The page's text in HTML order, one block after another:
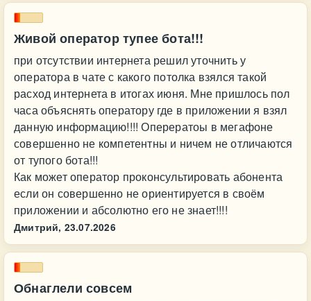
Живой оператор тупее бота!!!
при отсутствии интернета решил уточнить у
оператора в чате с какого потолка взялся такой
расход интернета в итогах июня. Мне пришлось пол
часа объяснять оператору где в приложении я взял
данную информацию!!!! Оперератоы в мегафоне
совершенно не компетентны и ничем не отличаются
от тупого бота!!!
Как может оператор проконсультировать абонента
если он совершенно не ориентируется в своём
приложении и абсолютно его не знает!!!!
Дмитрий, 23.07.2026
Обнаглели совсем